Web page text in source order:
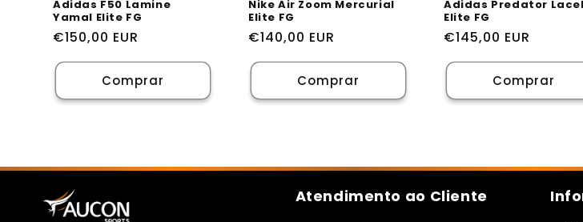
Adidas F50 Lamine
Yamal Elite FG
Preço
normal
€150,00 EUR
Comprar
Nike Air Zoom Mercurial
Elite FG
Preço
normal
€140,00 EUR
Comprar
Adidas Predator
Elite FG
Preço
normal
€145,00 EUR
Comprar
Atendimento ao Cliente